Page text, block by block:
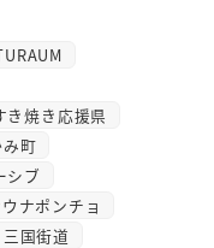
き焼き応援県
町
シブ
ナポンチョ
三国街道